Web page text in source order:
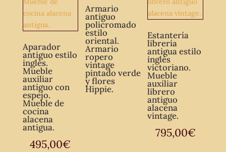
Aparador
antiguo estilo
inglés.
Mueble
auxiliar
antiguo con
espejo.
Mueble de
cocina
alacena
antigua.
495,00€
Armario
antiguo
policromado
estilo
oriental.
Armario
ropero
vintage
pintado verde
y flores
Hippie.
Estantería
librería
antigua estilo
inglés
victoriano.
Mueble
auxiliar
librero
antiguo
alacena
vintage.
795,00€